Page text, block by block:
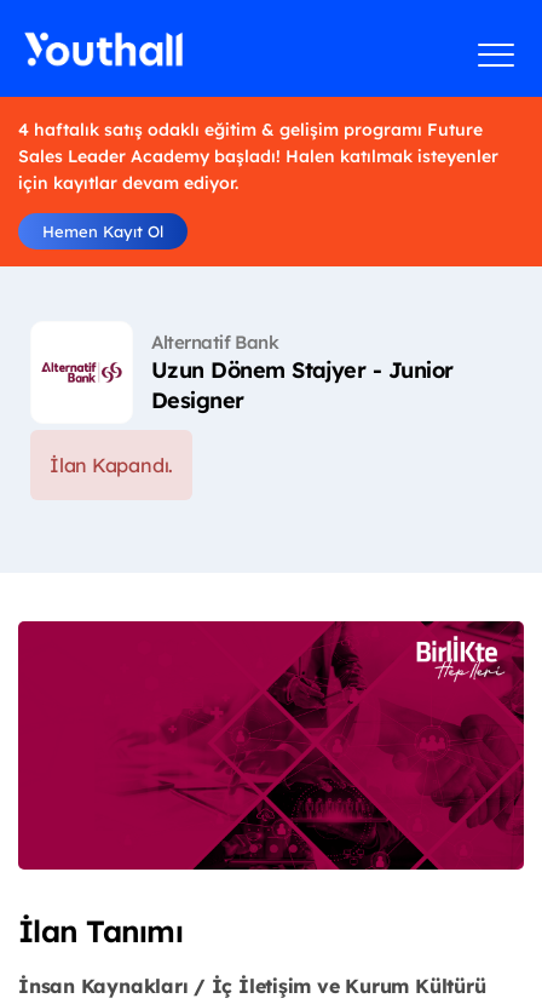
4 haftalık satış odaklı eğitim & gelişim programı Future
Sales Leader Academy başladı! Halen katılmak isteyenler
için kayıtlar devam ediyor.
Hemen Kayıt Ol
Alternatif Bank
Uzun Dönem Stajyer - Junior
Designer
İlan Kapandı.
İlan Tanımı
İnsan Kaynakları / İç İletişim ve Kurum Kültürü